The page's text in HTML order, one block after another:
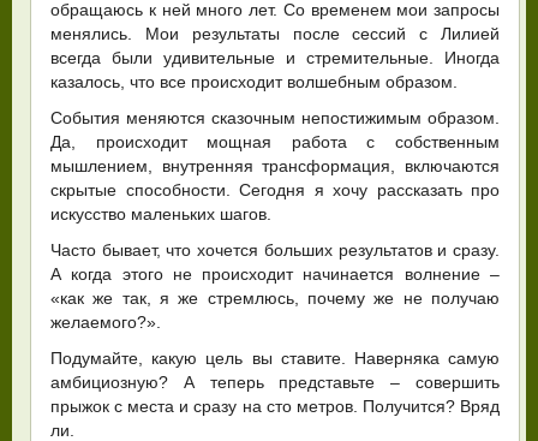
обращаюсь к ней много лет. Со временем мои запросы
менялись. Мои результаты после сессий с Лилией
всегда были удивительные и стремительные. Иногда
казалось, что все происходит волшебным образом.
События меняются сказочным непостижимым образом.
Да, происходит мощная работа с собственным
мышлением, внутренняя трансформация, включаются
скрытые способности. Сегодня я хочу рассказать про
искусство маленьких шагов.
Часто бывает, что хочется больших результатов и сразу.
А когда этого не происходит начинается волнение –
«как же так, я же стремлюсь, почему же не получаю
желаемого?».
Подумайте, какую цель вы ставите. Наверняка самую
амбициозную? А теперь представьте – совершить
прыжок с места и сразу на сто метров. Получится? Вряд
ли.